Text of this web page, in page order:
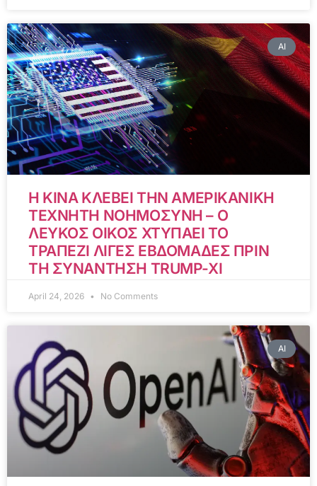
AI
Η ΚΙΝΑ ΚΛΕΒΕΙ ΤΗΝ ΑΜΕΡΙΚΑΝΙΚΗ
ΤΕΧΝΗΤΗ ΝΟΗΜΟΣΥΝΗ – Ο
ΛΕΥΚΟΣ ΟΙΚΟΣ ΧΤΥΠΑΕΙ ΤΟ
ΤΡΑΠΕΖΙ ΛΙΓΕΣ ΕΒΔΟΜΑΔΕΣ ΠΡΙΝ
ΤΗ ΣΥΝΑΝΤΗΣΗ TRUMP-XI
April 24, 2026 No Comments
AI